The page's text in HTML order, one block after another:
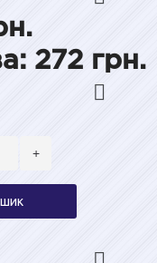
272 грн.
+